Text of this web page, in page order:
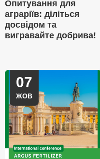
Опитування для
аграріїв: діліться
досвідом та
вигравайте добрива!
07
ЖОВ